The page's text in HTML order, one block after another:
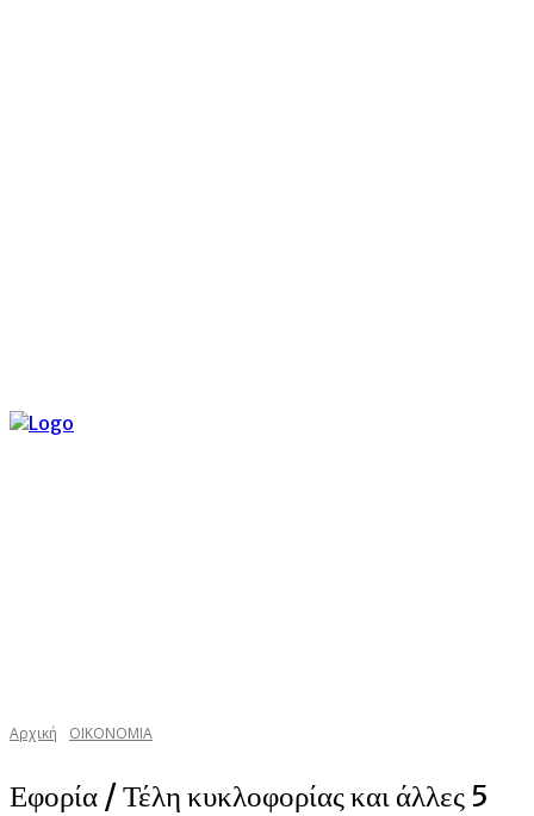
Αρχική ΟΙΚΟΝΟΜΙΑ
Εφορία / Τέλη κυκλοφορίας και άλλες 5